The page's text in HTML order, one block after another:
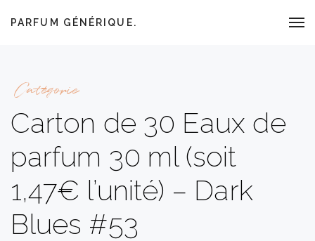
PARFUM GÉNÉRIQUE.
Catégorie
Carton de 30 Eaux de
parfum 30 ml (soit
1,47€ l’unité) – Dark
Blues #53